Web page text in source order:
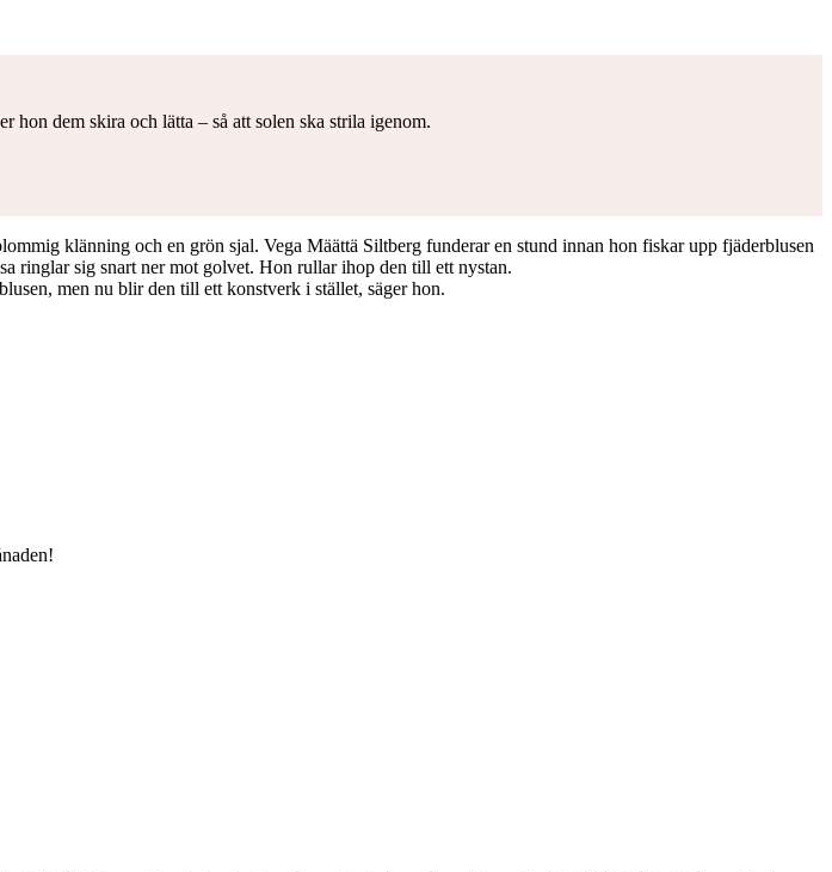
hon dem skira och lätta – så att solen ska strila igenom.
klänning och en grön sjal. Vega Määttä Siltberg funderar en stund innan hon fiskar upp fjäderblusen
ringlar sig snart ner mot golvet. Hon rullar ihop den till ett nystan.
men nu blir den till ett konstverk i stället, säger hon.